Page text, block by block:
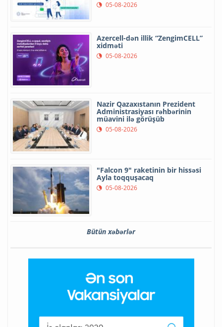
05-08-2026
Azercell-dən illik “ZengimCELL”
xidməti
05-08-2026
Nazir Qazaxıstanın Prezident
Administrasiyası rəhbərinin
müavini ilə görüşüb
05-08-2026
"Falcon 9" raketinin bir hissəsi
Ayla toqquşacaq
05-08-2026
Bütün xəbərlər